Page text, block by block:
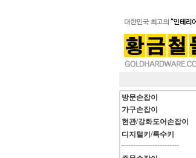
방문손잡이
가구손잡이
현관/강화도어손잡이
디지털키/특수키
------------------------